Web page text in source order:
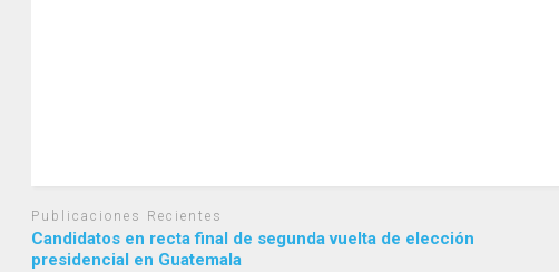
Publicaciones Recientes
Candidatos en recta final de segunda vuelta de elección
presidencial en Guatemala